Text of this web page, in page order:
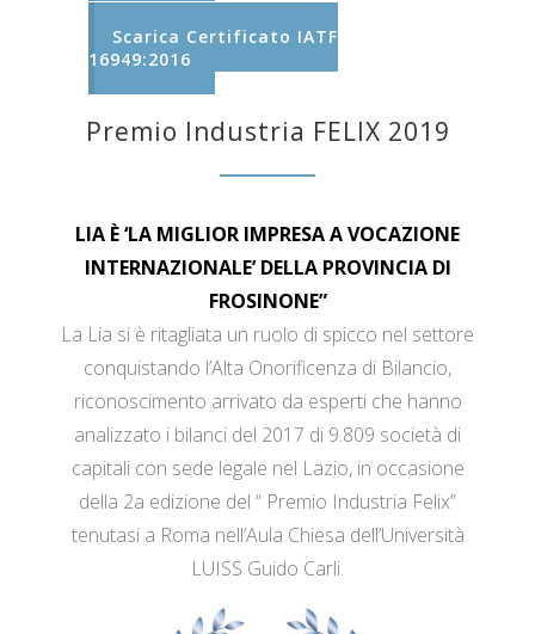
Scarica Certificato IATF
16949:2016
Premio Industria FELIX 2019
LIA È ‘LA MIGLIOR IMPRESA A VOCAZIONE
INTERNAZIONALE’ DELLA PROVINCIA DI
FROSINONE”
La Lia si è ritagliata un ruolo di spicco nel settore
conquistando l’Alta Onorificenza di Bilancio,
riconoscimento arrivato da esperti che hanno
analizzato i bilanci del 2017 di 9.809 società di
capitali con sede legale nel Lazio, in occasione
della 2a edizione del “ Premio Industria Felix”
tenutasi a Roma nell’Aula Chiesa dell’Università
LUISS Guido Carli.